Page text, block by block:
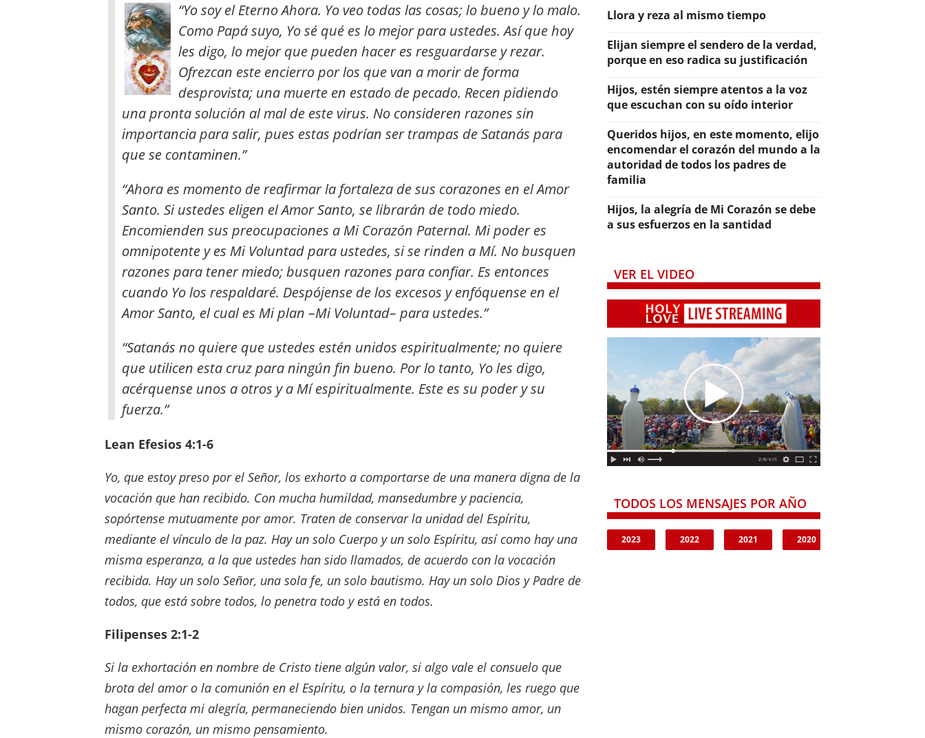
“Yo soy el Eterno Ahora. Yo veo todas las cosas; lo bueno y lo malo.
Como Papá suyo, Yo sé qué es lo mejor para ustedes. Así que hoy
les digo, lo mejor que pueden hacer es resguardarse y rezar.
Ofrezcan este encierro por los que van a morir de forma
desprovista; una muerte en estado de pecado. Recen pidiendo
una pronta solución al mal de este virus. No consideren razones sin
importancia para salir, pues estas podrían ser trampas de Satanás para
que se contaminen.”
“Ahora es momento de reafirmar la fortaleza de sus corazones en el Amor
Santo. Si ustedes eligen el Amor Santo, se librarán de todo miedo.
Encomienden sus preocupaciones a Mi Corazón Paternal. Mi poder es
omnipotente y es Mi Voluntad para ustedes, si se rinden a Mí. No busquen
razones para tener miedo; busquen razones para confiar. Es entonces
cuando Yo los respaldaré. Despójense de los excesos y enfóquense en el
Amor Santo, el cual es Mi plan –Mi Voluntad– para ustedes.”
“Satanás no quiere que ustedes estén unidos espiritualmente; no quiere
que utilicen esta cruz para ningún fin bueno. Por lo tanto, Yo les digo,
acérquense unos a otros y a Mí espiritualmente. Este es su poder y su
fuerza.”
Lean Efesios 4:1-6
Yo, que estoy preso por el Señor, los exhorto a comportarse de una manera digna de la
vocación que han recibido. Con mucha humildad, mansedumbre y paciencia,
sopórtense mutuamente por amor. Traten de conservar la unidad del Espíritu,
mediante el vínculo de la paz. Hay un solo Cuerpo y un solo Espíritu, así como hay una
misma esperanza, a la que ustedes han sido llamados, de acuerdo con la vocación
recibida. Hay un solo Señor, una sola fe, un solo bautismo. Hay un solo Dios y Padre de
todos, que está sobre todos, lo penetra todo y está en todos.
Filipenses 2:1-2
Si la exhortación en nombre de Cristo tiene algún valor, si algo vale el consuelo que
brota del amor o la comunión en el Espíritu, o la ternura y la compasión, les ruego que
hagan perfecta mi alegría, permaneciendo bien unidos. Tengan un mismo amor, un
mismo corazón, un mismo pensamiento.
Llora y reza al mismo tiempo
Elijan siempre el sendero de la verdad,
porque en eso radica su justificación
Hijos, estén siempre atentos a la voz
que escuchan con su oído interior
Queridos hijos, en este momento, elijo
encomendar el corazón del mundo a la
autoridad de todos los padres de
familia
Hijos, la alegría de Mi Corazón se debe
a sus esfuerzos en la santidad
VER EL VIDEO
TODOS LOS MENSAJES POR AÑO
2023 2022 2021 2020